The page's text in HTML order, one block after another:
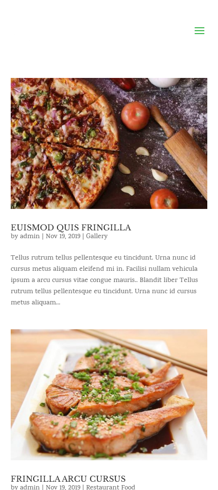
EUISMOD QUIS FRINGILLA
byadmin |Nov 19, 2019 |Gallery
Tellus rutrum tellus pellentesque eu tincidunt. Urna nunc id
cursus metus aliquam eleifend mi in. Facilisi nullam vehicula
ipsum a arcu cursus vitae congue mauris.. Blandit liber Tellus
rutrum tellus pellentesque eu tincidunt. Urna nunc id cursus
metus aliquam...
FRINGILLA ARCU CURSUS